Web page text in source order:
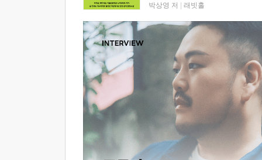
박상영 저 래빗홀